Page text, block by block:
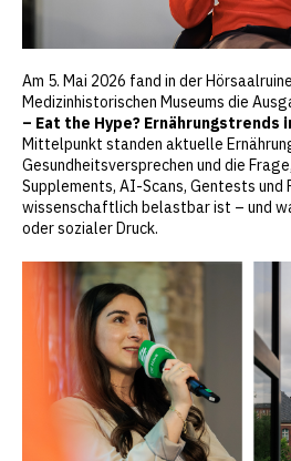
Am 5. Mai 2026 fand in der
Medizinhistorischen Museums die
– Eat the Hype? Ernährungstrends
Mittelpunkt standen aktuelle
Gesundheitsversprechen und die
Supplements, AI-Scans, Gentests und
wissenschaftlich belastbar ist – und
oder sozialer Druck.